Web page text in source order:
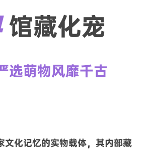
馆藏化宠
选萌物风靡千古
文化记忆的实物载体，其内部藏